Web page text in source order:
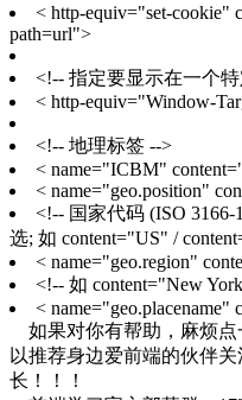
< http-equiv="set-cookie"
path=url">
<!-- 指定要显示在一个
< http-equiv="Window-
<!-- 地理标签 -->
< name="ICBM"
< name="geo.position"
<!-- 国家代码 (ISO
选; 如 content="US" /
< name="geo.region"
<!-- 如 content="New
<
如果对你有帮助，麻烦点
以推荐身边爱前端的伙伴
长！！！